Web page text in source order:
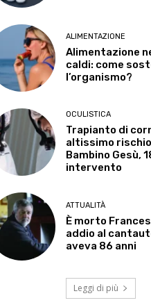
ALIMENTAZIONE
Alimentazione
caldi: come
l’organismo?
OCULISTICA
Trapianto di
altissimo
Bambino Gesù,
intervento
ATTUALITÀ
È morto
addio al
aveva 86 anni
Leggi di più